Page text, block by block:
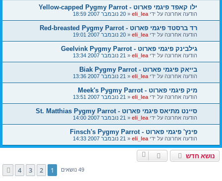
ילו קאפד פיגמי פארוט - Yellow-capped Pygmy Parrot
הודעה אחרונה על ידי eli_lea
«20 נובמבר 2007 18:59
רד ברסטד פיגמי פארוט - Red-breasted Pygmy Parrot
הודעה אחרונה על ידי eli_lea
«20 נובמבר 2007 19:01
גילבינק פיגמי פארוט - Geelvink Pygmy Parrot
הודעה אחרונה על ידי eli_lea
«21 נובמבר 2007 13:34
בייאק פיגמי פארוט - Biak Pygmy Parrot
הודעה אחרונה על ידי eli_lea
«21 נובמבר 2007 13:36
מיק פיגמי פארוט - Meek's Pygmy Parrot
הודעה אחרונה על ידי eli_lea
«21 נובמבר 2007 13:51
סיינט מתיאס פיגמי פארוט - St. Matthias Pygmy Parrot
הודעה אחרונה על ידי eli_lea
«21 נובמבר 2007 14:00
פינץ' פיגמי פארוט - Finsch's Pygmy Parrot
הודעה אחרונה על ידי eli_lea
«21 נובמבר 2007 14:33
נושא חדש
49 נושאים 1
2
3
4 הבא